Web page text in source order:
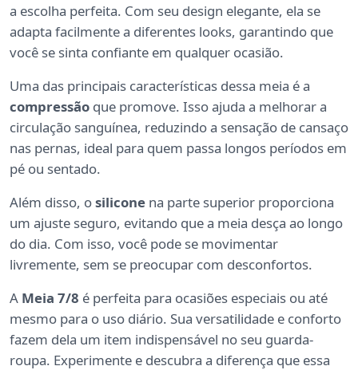
a escolha perfeita. Com seu design elegante, ela se
adapta facilmente a diferentes looks, garantindo que
você se sinta confiante em qualquer ocasião.
Uma das principais características dessa meia é a
compressão que promove. Isso ajuda a melhorar a
circulação sanguínea, reduzindo a sensação de cansaço
nas pernas, ideal para quem passa longos períodos em
pé ou sentado.
Além disso, osilicone na parte superior proporciona
um ajuste seguro, evitando que a meia desça ao longo
do dia. Com isso, você pode se movimentar
livremente, sem se preocupar com desconfortos.
A Meia 7/8 é perfeita para ocasiões especiais ou até
mesmo para o uso diário. Sua versatilidade e conforto
fazem dela um item indispensável no seu guarda-
roupa. Experimente e descubra a diferença que essa